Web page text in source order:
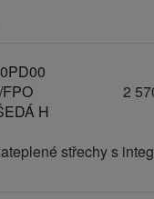
H
2
střechy s